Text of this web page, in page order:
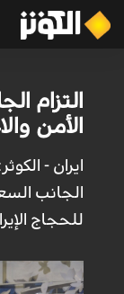
التزام
الأمن
ايران -
الجانب
للحجاج